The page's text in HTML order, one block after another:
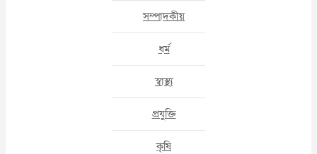
সম্পাদকীয়
ধর্ম
স্বাস্থ্য
প্রযুক্তি
কৃষি